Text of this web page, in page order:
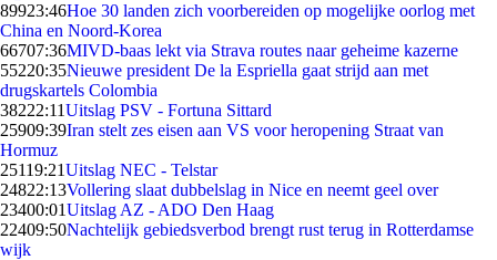
89923:46Hoe 30 landen zich voorbereiden op mogelijke oorlog met
China en Noord-Korea
66707:36MIVD-baas lekt via Strava routes naar geheime kazerne
55220:35Nieuwe president De la Espriella gaat strijd aan met
drugskartels Colombia
38222:11Uitslag PSV - Fortuna Sittard
25909:39Iran stelt zes eisen aan VS voor heropening Straat van
Hormuz
25119:21Uitslag NEC - Telstar
24822:13Vollering slaat dubbelslag in Nice en neemt geel over
23400:01Uitslag AZ - ADO Den Haag
22409:50Nachtelijk gebiedsverbod brengt rust terug in Rotterdamse
wijk